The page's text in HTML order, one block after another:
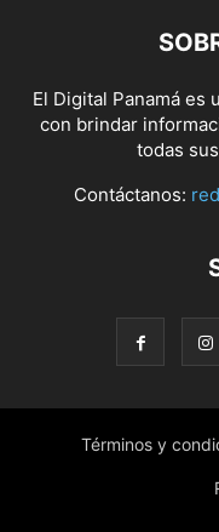
El Digital Panamá es
con brindar
todas
Contáctanos:
Términos y